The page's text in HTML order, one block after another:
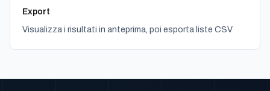
Export
Visualizza i risultati in anteprima, poi esporta liste CSV